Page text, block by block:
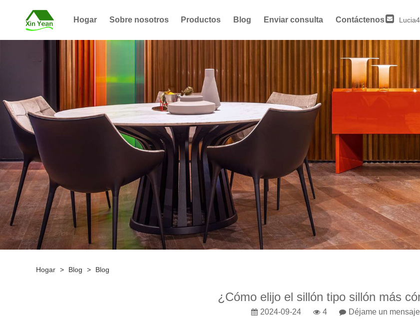
Hogar Sobre nosotros Productos Blog Enviar consulta Contáctenos
Hogar > Blog > Blog
¿Cómo elijo el sillón tipo sillón más
2024-09-24 4 Déjame un mensaje